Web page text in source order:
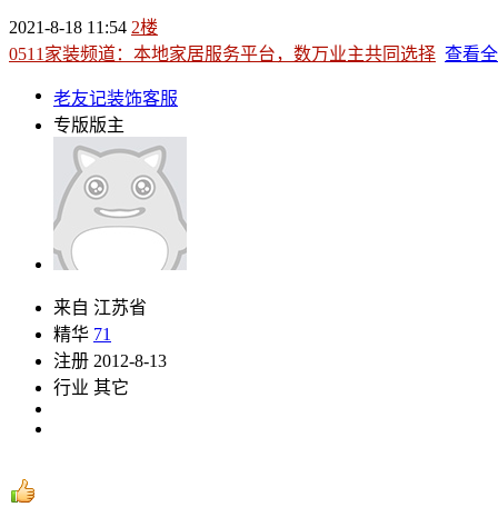
2021-8-18 11:54 2楼
0511家装频道：本地家居服务平台，数万业主共同选择 查看
老友记装饰客服
专版版主
来自 江苏省
精华 71
注册 2012-8-13
行业 其它